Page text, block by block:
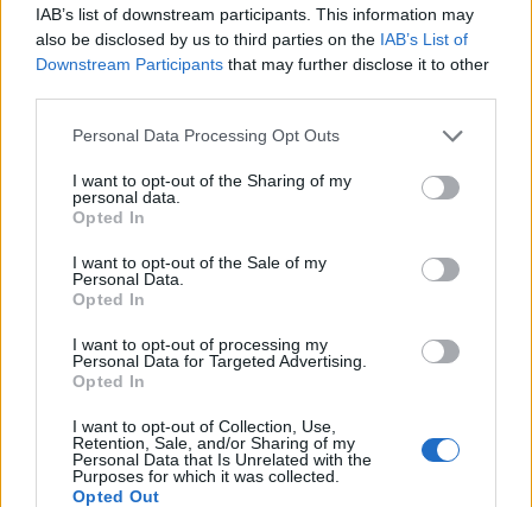
IAB’s list of downstream participants. This information may
also be disclosed by us to third parties on the IAB’s List of
Downstream Participants that may further disclose it to other
Personal Data Processing Opt Outs
I want to opt-out of the Sharing of my
personal data.
Opted In
I want to opt-out of the Sale of my
Personal Data.
Opted In
I want to opt-out of processing my
Personal Data for Targeted Advertising.
Opted In
I want to opt-out of Collection, Use,
Retention, Sale, and/or Sharing of my
Personal Data that Is Unrelated with the
Purposes for which it was collected.
Opted Out
Autore